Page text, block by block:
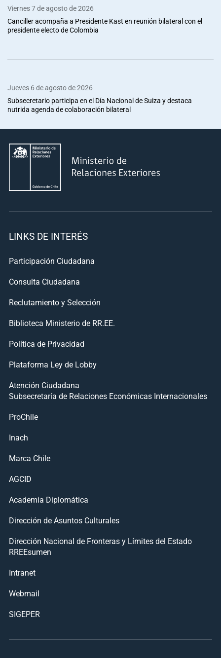
Viernes 7 de agosto de 2026
Canciller acompaña a Presidente Kast en reunión bilateral con el
presidente electo de Colombia
Jueves 6 de agosto de 2026
Subsecretario participa en el Día Nacional de Suiza y destaca
nutrida agenda de colaboración bilateral
LINKS DE INTERÉS
Participación Ciudadana
Consulta Ciudadana
Reclutamiento y Selección
Biblioteca Ministerio de RR.EE.
Política de Privacidad
Plataforma Ley de Lobby
Atención Ciudadana
Subsecretaría de Relaciones Económicas Internacionales
ProChile
Inach
Marca Chile
AGCID
Academia Diplomática
Dirección de Asuntos Culturales
Dirección Nacional de Fronteras y Límites del Estado
RREEsumen
Intranet
Webmail
SIGEPER